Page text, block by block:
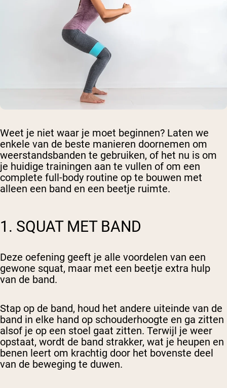
Weet je niet waar je moet beginnen? Laten we
enkele van de beste manieren doornemen om
weerstandsbanden te gebruiken, of het nu is om
je huidige trainingen aan te vullen of om een
complete full-body routine op te bouwen met
alleen een band en een beetje ruimte.
1. SQUAT MET BAND
Deze oefening geeft je alle voordelen van een
gewone squat, maar met een beetje extra hulp
van de band.
Stap op de band, houd het andere uiteinde van de
band in elke hand op schouderhoogte en ga zitten
alsof je op een stoel gaat zitten. Terwijl je weer
opstaat, wordt de band strakker, wat je heupen en
benen leert om krachtig door het bovenste deel
van de beweging te duwen.